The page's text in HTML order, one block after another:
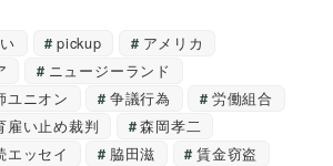
pickup
アメリカ
ニュージーランド
ユニオン
争議行為
労働組合
雇い止め裁判
森岡孝二
エッセイ
脇田滋
賃金窃盗